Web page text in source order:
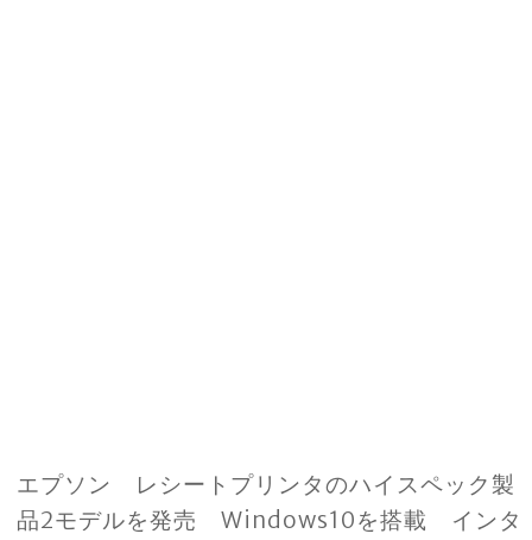
エプソン レシートプリンタのハイスペック製
品2モデルを発売 Windows10を搭載 インタ